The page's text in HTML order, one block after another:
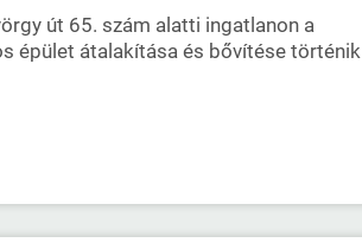
út 65. szám alatti ingatlanon a
épület átalakítása és bővítése történik